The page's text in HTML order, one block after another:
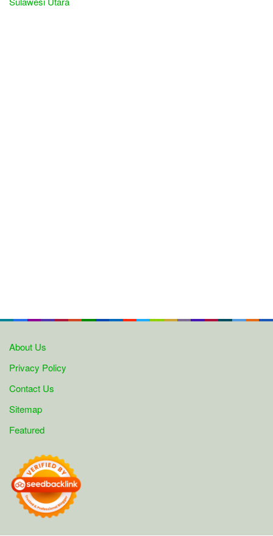
About Us
Privacy Policy
Contact Us
Sitemap
Featured